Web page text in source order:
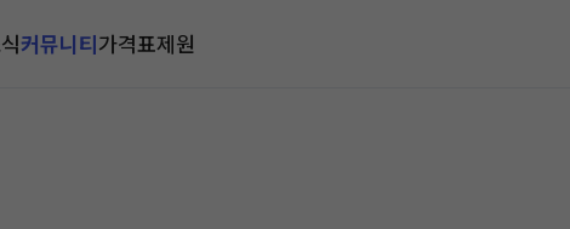
커뮤니티가격표제원